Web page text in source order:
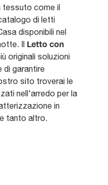
tessuto come il
di letti
disponibili nel
Il Letto con
originali soluzioni
di garantire
sito troverai le
nell'arredo per la
in
tanto altro.